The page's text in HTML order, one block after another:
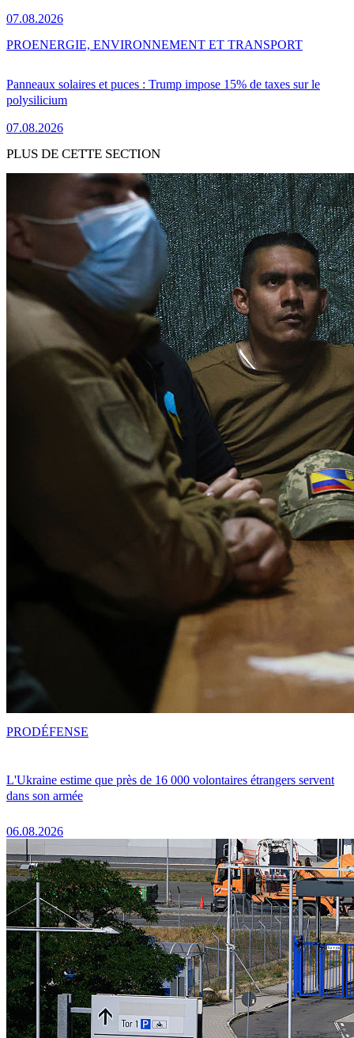
07.08.2026
Panneaux solaires et puces : Trump impose 15% de taxes sur le
polysilicium
07.08.2026
PROENERGIE, ENVIRONNEMENT ET TRANSPORT
PLUS DE CETTE SECTION
L'Ukraine estime que près de 16 000 volontaires étrangers servent
dans son armée
06.08.2026
PRODÉFENSE